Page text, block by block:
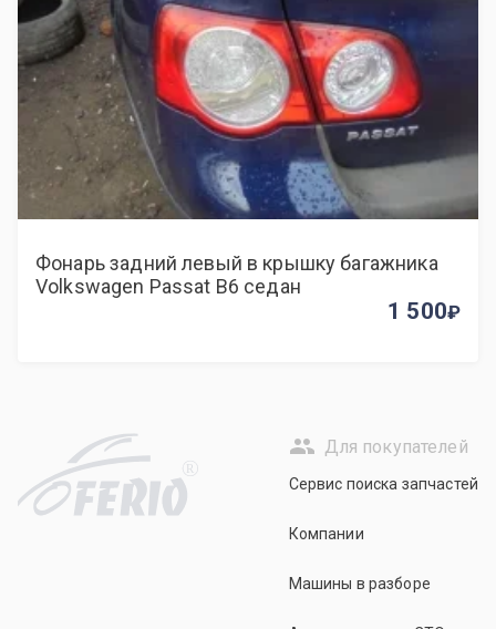
Фонарь задний левый в крышку багажника
Volkswagen Passat B6 седан
1 500
R
Для покупателей
Сервис поиска запчастей
Компании
Машины в разборе